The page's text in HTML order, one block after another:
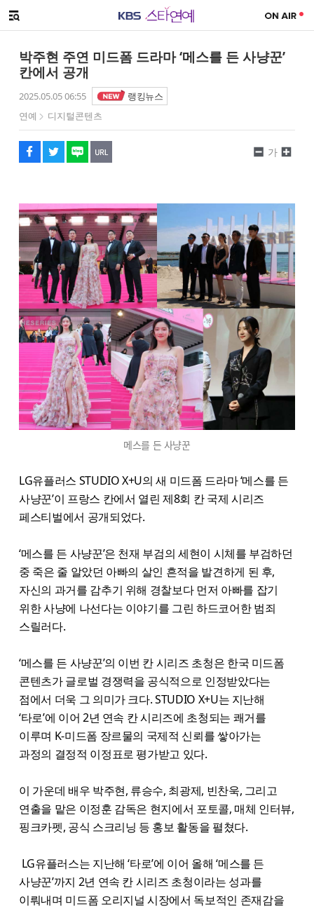
메뉴 열기
박주현 주연 미드폼 드라마 ‘메스를 든 사냥꾼’
칸에서 공개
2025.05.05 06:55
랭킹뉴스
연예
디지털콘텐츠
페이스북
트위터
네이버
URL복사
글씨 작게보기
가
글씨 크게보기
메스를 든 사냥꾼
LG유플러스 STUDIO X+U의 새 미드폼 드라마 ‘메스를 든
사냥꾼’이 프랑스 칸에서 열린 제8회 칸 국제 시리즈
페스티벌에서 공개되었다.
‘메스를 든 사냥꾼’은 천재 부검의 세현이 시체를 부검하던
중 죽은 줄 알았던 아빠의 살인 흔적을 발견하게 된 후,
자신의 과거를 감추기 위해 경찰보다 먼저 아빠를 잡기
위한 사냥에 나선다는 이야기를 그린 하드코어한 범죄
스릴러다.
‘메스를 든 사냥꾼’의 이번 칸 시리즈 초청은 한국 미드폼
콘텐츠가 글로벌 경쟁력을 공식적으로 인정받았다는
점에서 더욱 그 의미가 크다. STUDIO X+U는 지난해
‘타로’에 이어 2년 연속 칸 시리즈에 초청되는 쾌거를
이루며 K-미드폼 장르물의 국제적 신뢰를 쌓아가는
과정의 결정적 이정표로 평가받고 있다.
이 가운데 배우 박주현, 류승수, 최광제, 빈찬욱, 그리고
연출을 맡은 이정훈 감독은 현지에서 포토콜, 매체 인터뷰,
핑크카펫, 공식 스크리닝 등 홍보 활동을 펼쳤다.
LG유플러스는 지난해 ‘타로’에 이어 올해 ‘메스를 든
사냥꾼’까지 2년 연속 칸 시리즈 초청이라는 성과를
이뤄내며 미드폼 오리지널 시장에서 독보적인 존재감을
해시태그